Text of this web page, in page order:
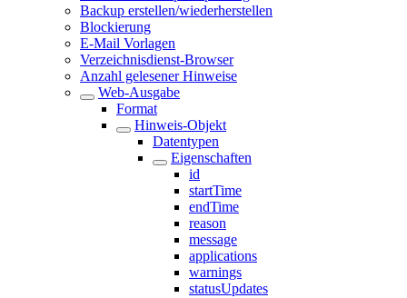
Backup erstellen/wiederherstellen
Blockierung
E-Mail Vorlagen
Verzeichnisdienst-Browser
Anzahl gelesener Hinweise
Web-Ausgabe
Format
Hinweis-Objekt
Datentypen
Eigenschaften
id
startTime
endTime
reason
message
applications
warnings
statusUpdates